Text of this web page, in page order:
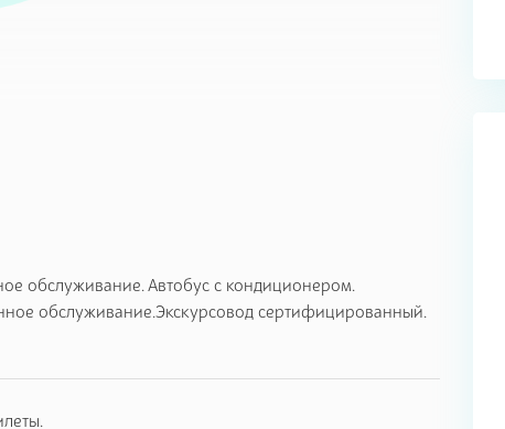
минут.
2,5 часа.
обслуживание. Автобус с кондиционером.
обслуживание.Экскурсовод сертифицированный.